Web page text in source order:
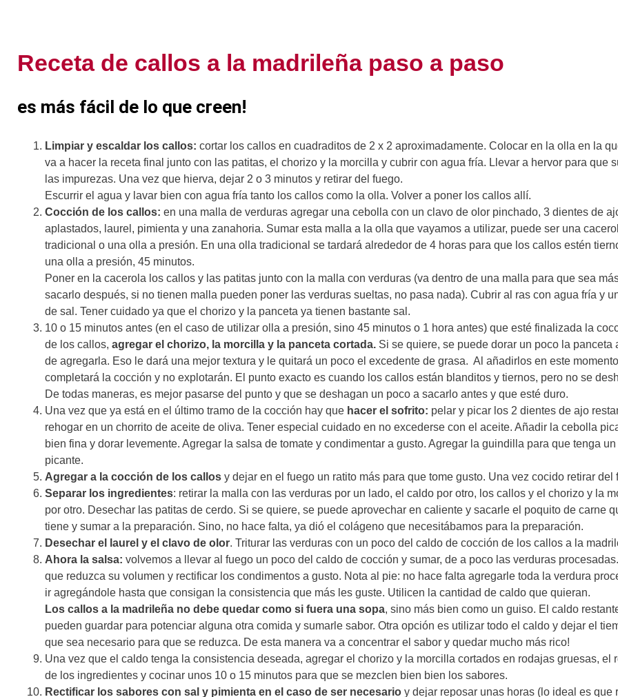
Receta de callos a la madrileña paso a paso
es más fácil de lo que creen!
Limpiar y escaldar los callos: cortar los callos en cuadraditos de 2 x 2 aproximadamente. Colocar en la olla en la
va a hacer la receta final junto con las patitas, el chorizo y la morcilla y cubrir con agua fría. Llevar a hervor para que
las impurezas. Una vez que hierva, dejar 2 o 3 minutos y retirar del fuego.
Escurrir el agua y lavar bien con agua fría tanto los callos como la olla. Volver a poner los callos allí.
Cocción de los callos: en una malla de verduras agregar una cebolla con un clavo de olor pinchado, 3 dientes de
aplastados, laurel, pimienta y una zanahoria. Sumar esta malla a la olla que vayamos a utilizar, puede ser una
tradicional o una olla a presión. En una olla tradicional se tardará alrededor de 4 horas para que los callos estén
una olla a presión, 45 minutos.
Poner en la cacerola los callos y las patitas junto con la malla con verduras (va dentro de una malla para que sea
sacarlo después, si no tienen malla pueden poner las verduras sueltas, no pasa nada). Cubrir al ras con agua fría y
de sal. Tener cuidado ya que el chorizo y la panceta ya tienen bastante sal.
10 o 15 minutos antes (en el caso de utilizar olla a presión, sino 45 minutos o 1 hora antes) que esté finalizada la
de los callos, agregar el chorizo, la morcilla y la panceta cortada. Si se quiere, se puede dorar un poco la panceta
de agregarla. Eso le dará una mejor textura y le quitará un poco el excedente de grasa. Al añadirlos en este
completará la cocción y no explotarán. El punto exacto es cuando los callos están blanditos y tiernos, pero no se
De todas maneras, es mejor pasarse del punto y que se deshagan un poco a sacarlo antes y que esté duro.
Una vez que ya está en el último tramo de la cocción hay que hacer el sofrito: pelar y picar los 2 dientes de ajo
rehogar en un chorrito de aceite de oliva. Tener especial cuidado en no excederse con el aceite. Añadir la cebolla
bien fina y dorar levemente. Agregar la salsa de tomate y condimentar a gusto. Agregar la guindilla para que tenga
picante.
Agregar a la cocción de los callos y dejar en el fuego un ratito más para que tome gusto. Una vez cocido retirar del
Separar los ingredientes: retirar la malla con las verduras por un lado, el caldo por otro, los callos y el chorizo y la
por otro. Desechar las patitas de cerdo. Si se quiere, se puede aprovechar en caliente y sacarle el poquito de carne
tiene y sumar a la preparación. Sino, no hace falta, ya dió el colágeno que necesitábamos para la preparación.
Desechar el laurel y el clavo de olor. Triturar las verduras con un poco del caldo de cocción de los callos a la
Ahora la salsa: volvemos a llevar al fuego un poco del caldo de cocción y sumar, de a poco las verduras
que reduzca su volumen y rectificar los condimentos a gusto. Nota al pie: no hace falta agregarle toda la verdura
ir agregándole hasta que consigan la consistencia que más les guste. Utilicen la cantidad de caldo que quieran.
Los callos a la madrileña no debe quedar como si fuera una sopa, sino más bien como un guiso. El caldo
pueden guardar para potenciar alguna otra comida y sumarle sabor. Otra opción es utilizar todo el caldo y dejar el
que sea necesario para que se reduzca. De esta manera va a concentrar el sabor y quedar mucho más rico!
Una vez que el caldo tenga la consistencia deseada, agregar el chorizo y la morcilla cortados en rodajas gruesas, el
de los ingredientes y cocinar unos 10 o 15 minutos para que se mezclen bien bien los sabores.
Rectificar los sabores con sal y pimienta en el caso de ser necesario y dejar reposar unas horas (lo ideal es que